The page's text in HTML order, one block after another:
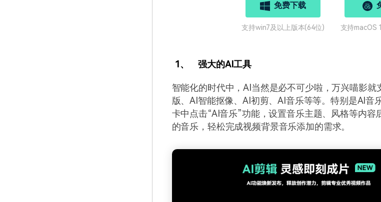
免费下载
支持win7及以上版本(64位) 支持macOS
1、 强大的AI工具
智能化的时代中，AI当然是必不可少啦，万兴喵影
版、AI智能抠像、AI初剪、AI音乐等等。特别是AI音
卡中点击“AI音乐”功能，设置音乐主题、风格等内容
的音乐，轻松完成视频背景音乐添加的需求。